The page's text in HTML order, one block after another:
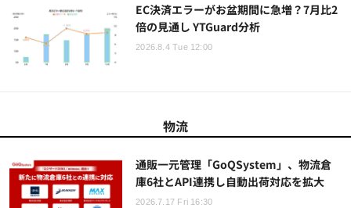
EC決済エラーがお盆期間に急増？7月比2
倍の見通し YTGuard分析
2026.8.4 Tue 12:00
物流
通販一元管理「GoQSystem」、物流倉
庫6社とAPI連携し自動出荷対応を拡大
2026.7.17 Fri 16:30